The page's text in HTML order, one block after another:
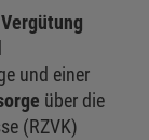
und einer
über die
(RZVK)